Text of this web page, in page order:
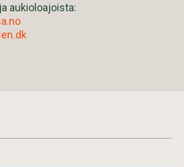
aukioloajoista: